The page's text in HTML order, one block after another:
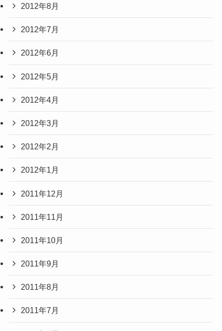
2012年8月
2012年7月
2012年6月
2012年5月
2012年4月
2012年3月
2012年2月
2012年1月
2011年12月
2011年11月
2011年10月
2011年9月
2011年8月
2011年7月